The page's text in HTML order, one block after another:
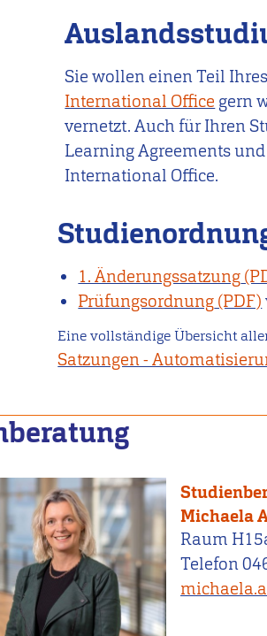
Sie wollen einen Teil
International Office gern
vernetzt. Auch für Ihren
Learning Agreements
International Office.
1. Änderungssatzung
Prüfungsordnung
Eine vollständige Übersicht
Satzungen -
Michaela
Raum
Telefon